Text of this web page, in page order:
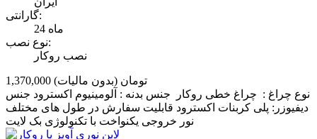
گارانتی:
24 ماه
نوع نصب:
نصب روکار
1,370,000 تومان (بدون مالیات)
نوع چراغ : چراغ خطی روکار جنس بدنه : آلومینیوم اکسترود جنس
دیفیوزر: پلی کربنات اکسترود قابلیت سفارش در طول های مختلف
نور خروجی یکنواخت با تکنولوژی بک لایت